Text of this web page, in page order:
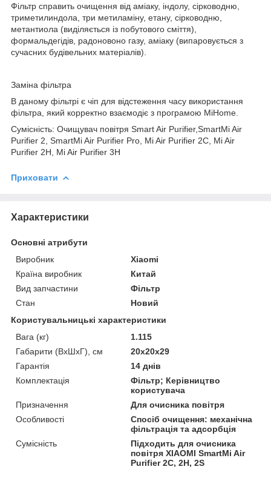
Фільтр справить очищення від аміаку, індолу, сірководню,
триметилиндола, три метиламіну, етану, сірководню,
метантиола (виділяється із побутового сміття),
формальдегідів, радоновоно газу, аміаку (випаровується з
сучасних будівельних матеріалів).
Заміна фільтра
В даному фільтрі є чіп для відстеження часу використання
фільтра, який корректно взаємодіє з програмою MiHome.
Сумісність: Очищувач повітря Smart Air Purifier,SmartMi Air
Purifier 2, SmartMi Air Purifier Pro, Mi Air Purifier 2C, Mi Air
Purifier 2H, Mi Air Purifier 3H
Приховати
Характеристики
Основні атрибути
Виробник
Xiaomi
Країна виробник
Китай
Вид запчастини
Фільтр
Стан
Новий
Користувальницькі характеристики
Вага (кг)
1.115
Габарити (ВхШхГ), см
20х20х29
Гарантія
14 днів
Комплектація
Фільтр; Керівництво
користувача
Призначення
Для очисника повітря
Особливості
Спосіб очищення: механічна
фільтрація та адсорбція
Сумісність
Підходить для очисника
повітря XIAOMI SmartMi Air
Purifier 2C, 2H, 2S